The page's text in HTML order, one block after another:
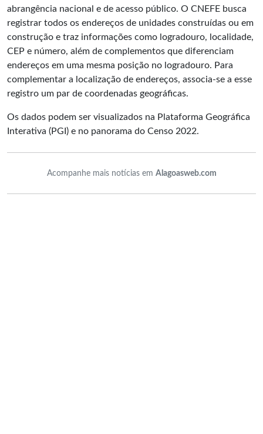
abrangência nacional e de acesso público. O CNEFE busca
registrar todos os endereços de unidades construídas ou em
construção e traz informações como logradouro, localidade,
CEP e número, além de complementos que diferenciam
endereços em uma mesma posição no logradouro. Para
complementar a localização de endereços, associa-se a esse
registro um par de coordenadas geográficas.
Os dados podem ser visualizados na Plataforma Geográfica
Interativa (PGI) e no panorama do Censo 2022.
Acompanhe mais notícias em Alagoasweb.com